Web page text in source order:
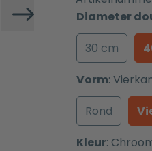
VolgendeDiameter
30 cm
Vorm:
Rond
Kleur: